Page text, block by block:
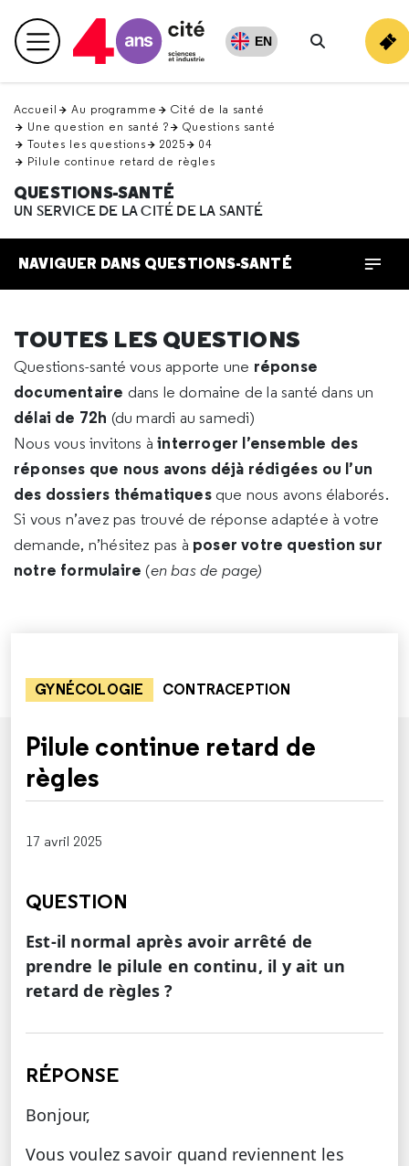
en
haut Menu principal EN
Rechercher
Accueil Au programme
Cité de la santé
Une question en santé ?
Questions santé
Toutes les questions
2025
04
Pilule continue retard de règles
QUESTIONS-SANTÉ
UN SERVICE DE LA CITÉ DE LA SANTÉ
NAVIGUER DANS QUESTIONS-SANTÉ
TOUTES LES QUESTIONS
Questions-santé vous apporte une réponse
documentaire dans le domaine de la santé dans un
délai de 72h (du mardi au samedi)
Nous vous invitons àinterroger l’ensemble des
réponses que nous avons déjà rédigées ou l’un
des dossiers thématiques que nous avons élaborés.
Si vous n’avez pas trouvé de réponse adaptée à votre
demande, n’hésitez pas à poser votre question sur
notre formulaire (en bas de page)
GYNÉCOLOGIE CONTRACEPTION
Pilule continue retard de
règles
17 avril 2025
QUESTION
Est-il normal après avoir arrêté de
prendre le pilule en continu, il y ait un
retard de règles ?
RÉPONSE
Bonjour,
Vous voulez savoir quand reviennent les